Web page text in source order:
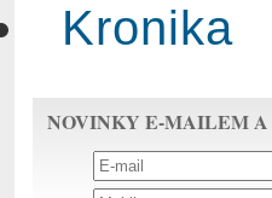
Kronika
NOVINKY E-MAILEM A